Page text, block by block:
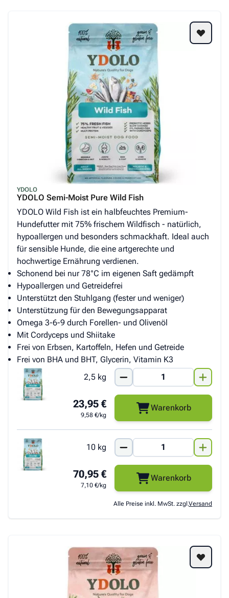
YDOLO
YDOLO Semi-Moist Pure Wild Fish
YDOLO Wild Fish ist ein halbfeuchtes Premium-
Hundefutter mit 75% frischem Wildfisch - natürlich,
hypoallergen und besonders schmackhaft. Ideal auch
für sensible Hunde, die eine artgerechte und
hochwertige Ernährung verdienen.
Schonend bei nur 78°C im eigenen Saft gedämpft
Hypoallergen und Getreidefrei
Unterstützt den Stuhlgang (fester und weniger)
Unterstützung für den Bewegungsapparat
Omega 3-6-9 durch Forellen- und Olivenöl
Mit Cordyceps und Shiitake
Frei von Erbsen, Kartoffeln, Hefen und Getreide
Frei von BHA und BHT, Glycerin, Vitamin K3
2,5 kg
23,95 €
9,58 €/kg
Warenkorb
10 kg
70,95 €
7,10 €/kg
Warenkorb
Alle Preise inkl. MwSt. zzgl.Versand